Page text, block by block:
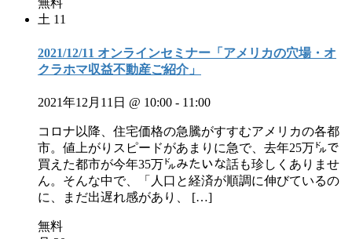
無料
土 11
2021/12/11 オンラインセミナー「アメリカの穴場・オ
クラホマ収益不動産ご紹介」
2021年12月11日 @ 10:00 - 11:00
コロナ以降、住宅価格の急騰がすすむアメリカの各都
市。値上がりスピードがあまりに急で、去年25万㌦で
買えた都市が今年35万㌦みたいな話も珍しくありませ
ん。そんな中で、「人口と経済が順調に伸びているの
に、まだ出遅れ感があり、 […]
無料